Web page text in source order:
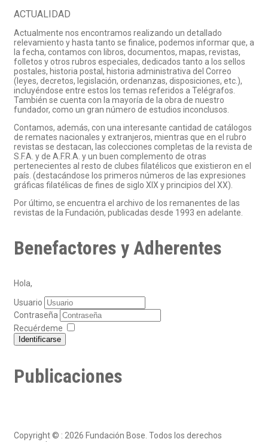
ACTUALIDAD
Actualmente nos encontramos realizando un detallado
relevamiento y hasta tanto se finalice, podemos informar que, a
la fecha, contamos con libros, documentos, mapas, revistas,
folletos y otros rubros especiales, dedicados tanto a los sellos
postales, historia postal, historia administrativa del Correo
(leyes, decretos, legislación, ordenanzas, disposiciones, etc.),
incluyéndose entre estos los temas referidos a Telégrafos.
También se cuenta con la mayoría de la obra de nuestro
fundador, como un gran número de estudios inconclusos.
Contamos, además, con una interesante cantidad de catálogos
de remates nacionales y extranjeros, mientras que en el rubro
revistas se destacan, las colecciones completas de la revista de
S.F.A. y de A.F.R.A. y un buen complemento de otras
pertenecientes al resto de clubes filatélicos que existieron en el
país. (destacándose los primeros números de las expresiones
gráficas filatélicas de fines de siglo XIX y principios del XX).
Por último, se encuentra el archivo de los remanentes de las
revistas de la Fundación, publicadas desde 1993 en adelante.
Benefactores y Adherentes
Hola,
Usuario
Contraseña
Recuérdeme
Identificarse
Publicaciones
Copyright © : 2026 Fundación Bose. Todos los derechos